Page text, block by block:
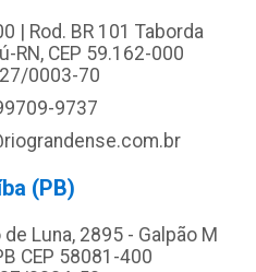
| Rod. BR 101 Taborda
RN, CEP 59.162-000
0003-70
9737
(PB)
Luna, 2895 - Galpão M
CEP 58081-400